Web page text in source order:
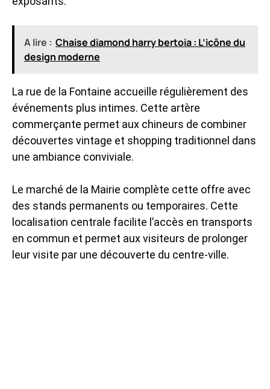
A lire : Chaise diamond harry bertoia : L’icône du
design moderne
La rue de la Fontaine accueille régulièrement des
événements plus intimes. Cette artère
commerçante permet aux chineurs de combiner
découvertes vintage et shopping traditionnel dans
une ambiance conviviale.
Le marché de la Mairie complète cette offre avec
des stands permanents ou temporaires. Cette
localisation centrale facilite l’accès en transports
en commun et permet aux visiteurs de prolonger
leur visite par une découverte du centre-ville.